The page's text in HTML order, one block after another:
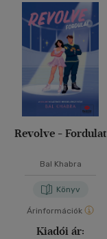
Revolve - Fordulat
Bal Khabra
Könyv
Árinformációk
Kiadói ár: